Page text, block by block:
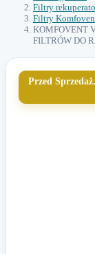
Filtry
Filtry
KOMFOVENT
FILTRÓW DO
Przed